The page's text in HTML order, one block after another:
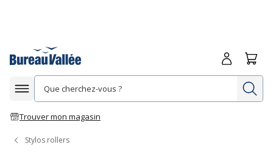
Afficher la navigation
Trouver mon magasin
Me
Stylos rollers